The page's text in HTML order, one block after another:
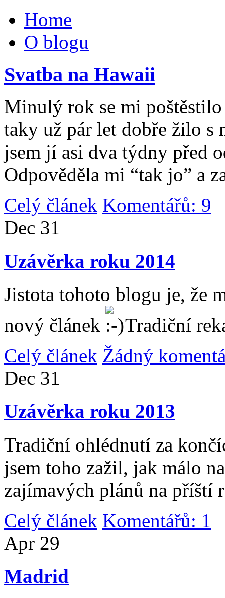
Home
O blogu
Svatba na Hawaii
Minulý rok se mi
taky už pár let dobře žilo
jsem jí asi dva týdny před
Odpověděla mi “tak jo” a
Celý článek Komentářů: 9
Dec 31
Uzávěrka roku 2014
Jistota tohoto blogu je, že
nový článek
Tradiční
Celý článek Žádný
Dec 31
Uzávěrka roku 2013
Tradiční ohlédnutí za
jsem toho zažil, jak málo
zajímavých plánů na příští
Celý článek Komentářů: 1
Apr 29
Madrid